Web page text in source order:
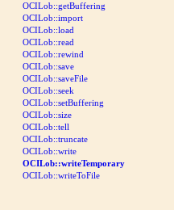
OCILob::getBuffering
OCILob::import
OCILob::load
OCILob::read
OCILob::rewind
OCILob::save
OCILob::saveFile
OCILob::seek
OCILob::setBuffering
OCILob::size
OCILob::tell
OCILob::truncate
OCILob::write
OCILob::writeTemporary
OCILob::writeToFile